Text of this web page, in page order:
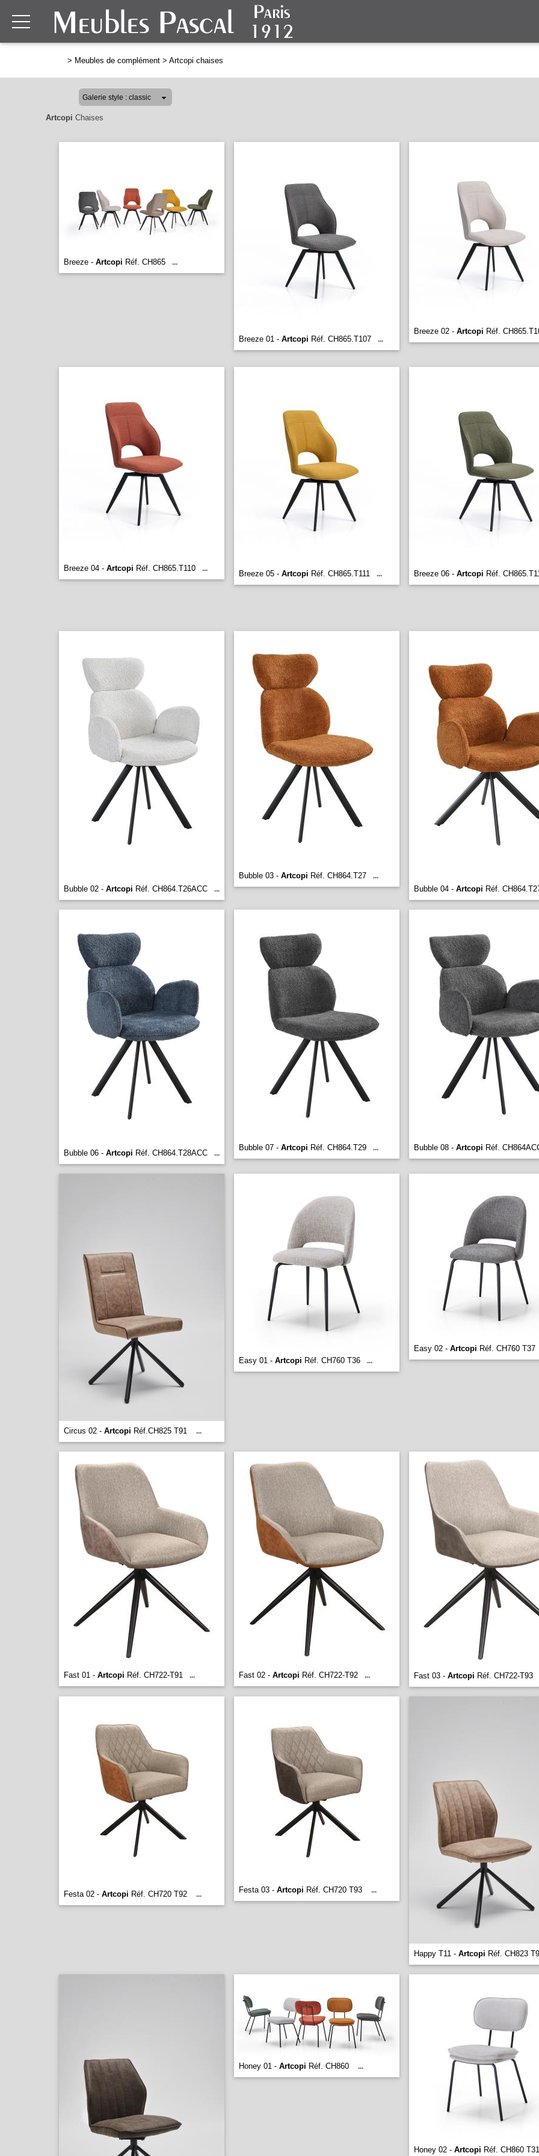
> Meubles de complément > Artcopi chaises
Artcopi Chaises
Breeze - Artcopi Réf. CH865 ...
Breeze 01 - Artcopi Réf. CH865.T107 ...
Breeze 02 - Artcopi Réf.
Breeze 04 - Artcopi Réf. CH865.T110 ...
Breeze 05 - Artcopi Réf. CH865.T111 ... Breeze 06 - Artcopi Réf.
Bubble 02 - Artcopi Réf. CH864.T26ACC ...
Bubble 03 - Artcopi Réf. CH864.T27 ...
Bubble 04 - Artcopi Réf.
Bubble 06 - Artcopi Réf. CH864.T28ACC ...
Bubble 07 - Artcopi Réf. CH864.T29 ... Bubble 08 - Artcopi Réf.
Circus 02 - Artcopi Réf.CH825 T91 ...
Easy 01 - Artcopi Réf. CH760 T36 ...
Easy 02 - Artcopi Réf. CH760 T37
Fast 01 - Artcopi Réf. CH722-T91 ... Fast 02 - Artcopi Réf. CH722-T92 ... Fast 03 - Artcopi Réf. CH722-T93
Festa 02 - Artcopi Réf. CH720 T92 ... Festa 03 - Artcopi Réf. CH720 T93 ...
Happy T11 - Artcopi Réf. CH823
Honey 01 - Artcopi Réf. CH860 ...
Honey 02 - Artcopi Réf. CH860 T31